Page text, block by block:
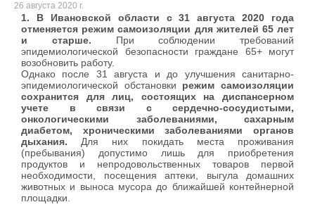
26 августа 2020 г.
1. В Ивановской области с 31 августа 2020 года
отменяется режим самоизоляции для жителей 65 лет
и старше. При соблюдении требований
эпидемиологической безопасности граждане 65+ могут
возобновить работу.
Однако после 31 августа и до улучшения санитарно-
эпидемиологической обстановки режим самоизоляции
сохранится для лиц, состоящих на диспансерном
учете в связи с сердечно-сосудистыми,
онкологическими заболеваниями, сахарным
диабетом, хроническими заболеваниями органов
дыхания. Для них покидать места проживания
(пребывания) допустимо лишь для приобретения
продуктов и непродовольственных товаров первой
необходимости, посещения аптеки, выгула домашних
животных и выноса мусора до ближайшей контейнерной
площадки.